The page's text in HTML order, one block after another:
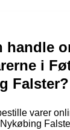
handle
i
Falster?
varer